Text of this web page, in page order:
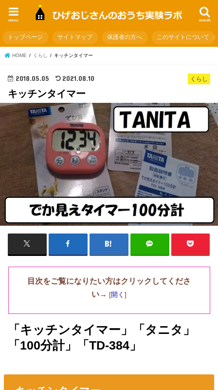
search
menu
トップページ サイトマップ 保護者の方へ このサイトについて
HOME くらし キッチンタイマー
くらし
2018.05.05 2021.08.10
キッチンタイマー
目次をご覧になりたい方はクリックしてくださ
い→ [開く ]
「キッチンタイマー」「タニタ」
「100分計」「TD-384」